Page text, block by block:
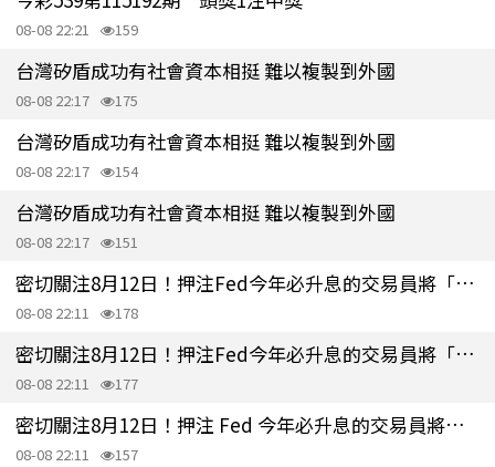
08-08 22:21 159
台灣矽盾成功有社會資本相挺 難以複製到外國
08-08 22:17 175
台灣矽盾成功有社會資本相挺 難以複製到外國
08-08 22:17 154
台灣矽盾成功有社會資本相挺 難以複製到外國
08-08 22:17 151
密切關注8月12日！押注Fed今年必升息的交易員將「投降」
08-08 22:11 178
密切關注8月12日！押注Fed今年必升息的交易員將「投降」
08-08 22:11 177
密切關注8月12日！押注 Fed 今年必升息的交易員將「投降」
08-08 22:11 157